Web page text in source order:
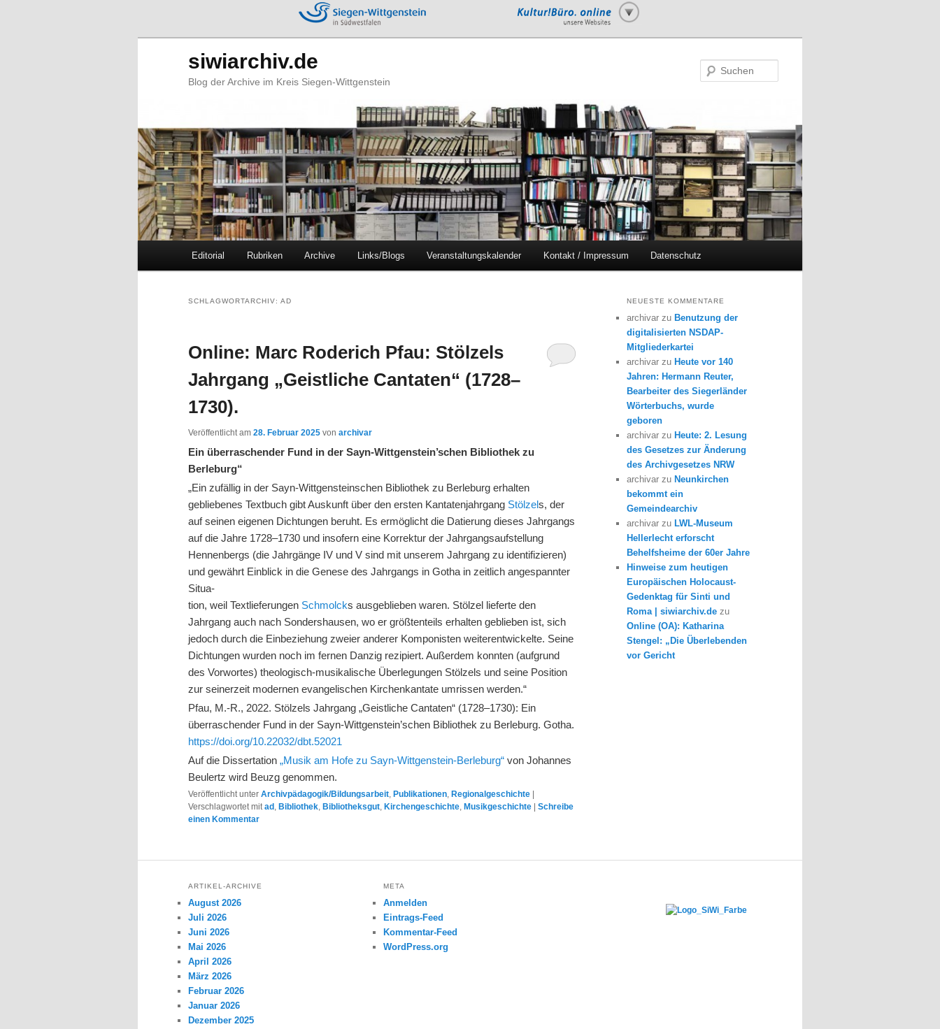
siwiarchiv.de
Blog der Archive im Kreis Siegen-Wittgenstein
Zum
springen
Zum
springen
Editorial Rubriken Archive Links/Blogs Veranstaltungskalender Kontakt / Impressum Datenschutz
SCHLAGWORTARCHIV:AD
Online: Marc Roderich Pfau: Stölzels
Jahrgang „Geistliche Cantaten“ (1728–
1730).
Veröffentlicht am28. Februar 2025 vonarchivar
Ein überraschender Fund in der Sayn-Wittgenstein’schen Bibliothek zu
Berleburg“
„Ein zufällig in der Sayn-Wittgensteinschen Bibliothek zu Berleburg erhalten
gebliebenes Textbuch gibt Auskunft über den ersten Kantatenjahrgang Stölzels, der
auf seinen eigenen Dichtungen beruht. Es ermöglicht die Datierung dieses Jahrgangs
auf die Jahre 1728–1730 und insofern eine Korrektur der Jahrgangsaufstellung
Hennenbergs (die Jahrgänge IV und V sind mit unserem Jahrgang zu identifizieren)
und gewährt Einblick in die Genese des Jahrgangs in Gotha in zeitlich angespannter
Situa-
tion, weil Textlieferungen Schmolcks ausgeblieben waren. Stölzel lieferte den
Jahrgang auch nach Sondershausen, wo er größtenteils erhalten geblieben ist, sich
jedoch durch die Einbeziehung zweier anderer Komponisten weiterentwickelte. Seine
Dichtungen wurden noch im fernen Danzig rezipiert. Außerdem konnten (aufgrund
des Vorwortes) theologisch-musikalische Überlegungen Stölzels und seine Position
zur seinerzeit modernen evangelischen Kirchenkantate umrissen werden.“
Pfau, M.-R., 2022. Stölzels Jahrgang „Geistliche Cantaten“ (1728–1730): Ein
überraschender Fund in der Sayn-Wittgenstein’schen Bibliothek zu Berleburg. Gotha.
https://doi.org/10.22032/dbt.52021
Auf die Dissertation„Musik am Hofe zu Sayn-Wittgenstein-Berleburg“ von Johannes
Beulertz wird Beuzg genommen.
Veröffentlicht unter Archivpädagogik/Bildungsarbeit, Publikationen, Regionalgeschichte
Verschlagwortet mit ad , Bibliothek, Bibliotheksgut, Kirchengeschichte, Musikgeschichte |Schreibe
einen Kommentar
NEUESTE KOMMENTARE
archivar zuBenutzung der
digitalisierten NSDAP-
Mitgliederkartei
archivar zuHeute vor 140
Jahren: Hermann Reuter,
Bearbeiter des Siegerländer
Wörterbuchs, wurde
geboren
archivar zuHeute: 2. Lesung
des Gesetzes zur Änderung
des Archivgesetzes NRW
archivar zuNeunkirchen
bekommt ein
Gemeindearchiv
archivar zuLWL-Museum
Hellerlecht erforscht
Behelfsheime der 60er Jahre
Hinweise zum heutigen
Europäischen Holocaust-
Gedenktag für Sinti und
Roma | siwiarchiv.de zu
Online (OA): Katharina
Stengel: „Die Überlebenden
vor Gericht
ARTIKEL-ARCHIVE
August 2026
Juli 2026
Juni 2026
Mai 2026
April 2026
März 2026
Februar 2026
Januar 2026
Dezember 2025
META
Anmelden
Eintrags-Feed
Kommentar-Feed
WordPress.org